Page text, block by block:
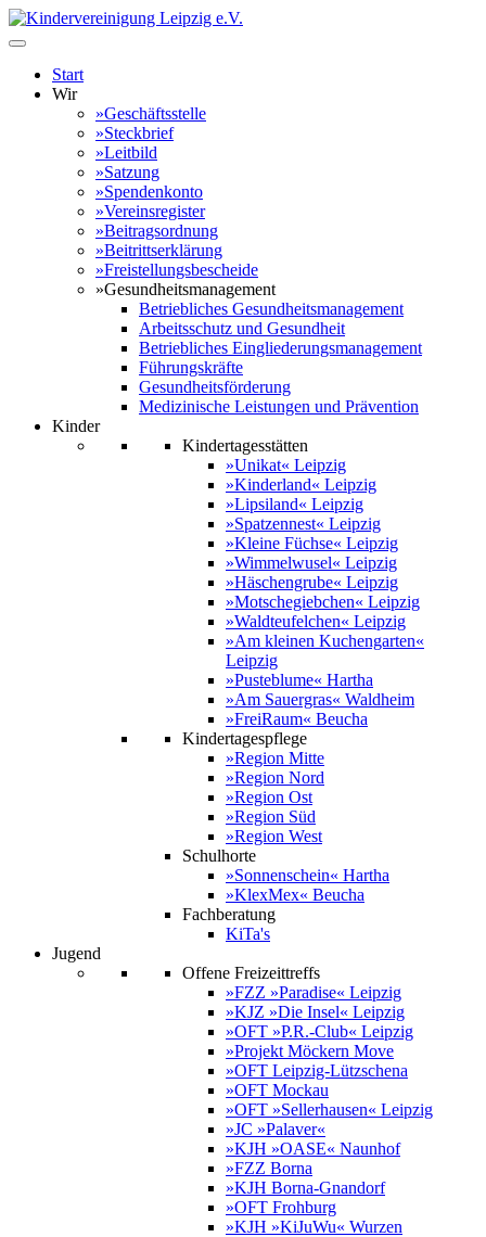
Start
Wir
»Geschäftsstelle
»Steckbrief
»Leitbild
»Satzung
»Spendenkonto
»Vereinsregister
»Beitragsordnung
»Beitrittserklärung
»Freistellungsbescheide
»Gesundheitsmanagement
Betriebliches Gesundheitsmanagement
Arbeitsschutz und Gesundheit
Betriebliches Eingliederungsmanagement
Führungskräfte
Gesundheitsförderung
Medizinische Leistungen und Prävention
Kinder
Kindertagesstätten
»Unikat« Leipzig
»Kinderland« Leipzig
»Lipsiland« Leipzig
»Spatzennest« Leipzig
»Kleine Füchse« Leipzig
»Wimmelwusel« Leipzig
»Häschengrube« Leipzig
»Motschegiebchen« Leipzig
»Waldteufelchen« Leipzig
»Am kleinen Kuchengarten«
Leipzig
»Pusteblume« Hartha
»Am Sauergras« Waldheim
»FreiRaum« Beucha
Kindertagespflege
»Region Mitte
»Region Nord
»Region Ost
»Region Süd
»Region West
Schulhorte
»Sonnenschein« Hartha
»KlexMex« Beucha
Fachberatung
KiTa's
Jugend
Offene Freizeittreffs
»FZZ »Paradise« Leipzig
»KJZ »Die Insel« Leipzig
»OFT »P.R.-Club« Leipzig
»Projekt Möckern Move
»OFT Leipzig-Lützschena
»OFT Mockau
»OFT »Sellerhausen« Leipzig
»JC »Palaver«
»KJH »OASE« Naunhof
»FZZ Borna
»KJH Borna-Gnandorf
»OFT Frohburg
»KJH »KiJuWu« Wurzen